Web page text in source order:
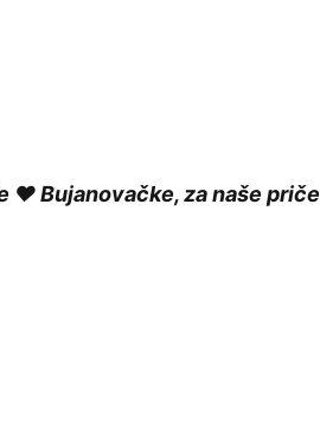
❤️ Bujanovačke, za naše priče